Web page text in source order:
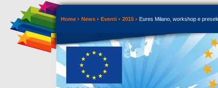
Home News Eventi 2015 Eures Milano, workshop e